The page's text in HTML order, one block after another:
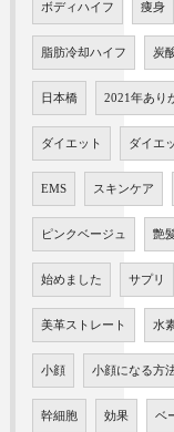
ボディハイフ 痩身
脂肪冷却ハイフ 炭
日本橋 2021年あり
ダイエット ダイエ
EMS スキンケア
ピンクベージュ 艶
始めました サプリ
美革ストレート 水
小顔 小顔になる方
幹細胞 効果 ベ